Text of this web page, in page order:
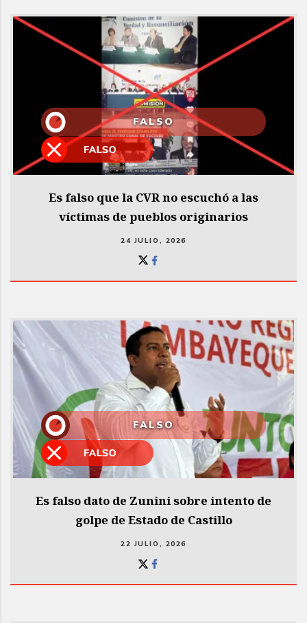
FALSO
Es falso que la CVR no escuchó a las
víctimas de pueblos originarios
24 JULIO, 2026
FALSO
Es falso dato de Zunini sobre intento de
golpe de Estado de Castillo
22 JULIO, 2026